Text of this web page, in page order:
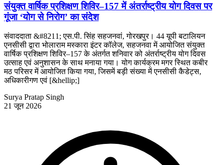
संयुक्त वार्षिक प्रशिक्षण शिविर–157 में अंतर्राष्ट्रीय योग दिवस पर
गूंजा ‘योग से निरोग’ का संदेश
संवाददाता &#8211; एस.पी. सिंह सहजनवां, गोरखपुर। 44 यूपी बटालियन
एनसीसी द्वारा भोलाराम मस्कारा इंटर कॉलेज, सहजनवा में आयोजित संयुक्त
वार्षिक प्रशिक्षण शिविर–157 के अंतर्गत शनिवार को अंतर्राष्ट्रीय योग दिवस
उत्साह एवं अनुशासन के साथ मनाया गया। योग कार्यक्रम मगर स्थित कबीर
मठ परिसर में आयोजित किया गया, जिसमें बड़ी संख्या में एनसीसी कैडेट्स,
अधिकारीगण एवं [&hellip;]
Surya Pratap Singh
21 जून 2026